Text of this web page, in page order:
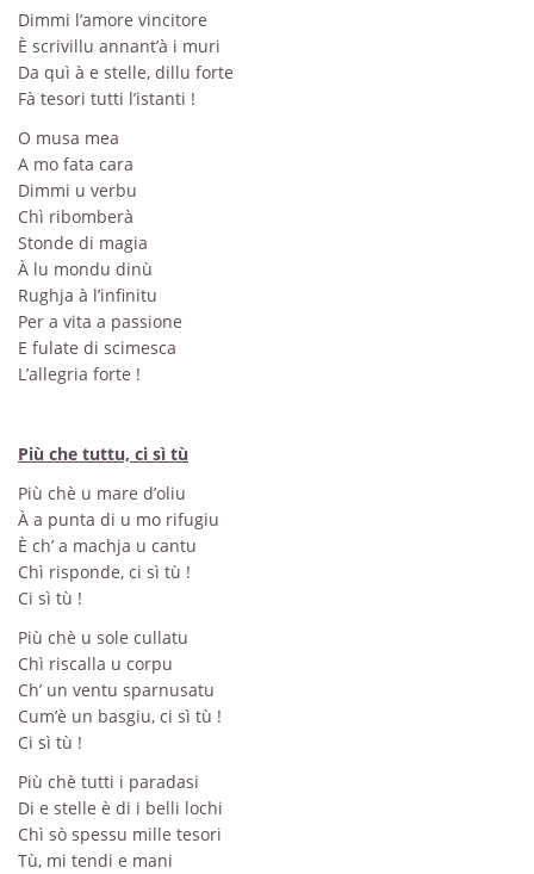
Dimmi l’amore vincitore
È scrivillu annant’à i muri
Da quì à e stelle, dillu forte
Fà tesori tutti l’istanti !
O musa mea
A mo fata cara
Dimmi u verbu
Chì ribomberà
Stonde di magia
À lu mondu dinù
Rughja à l’infinitu
Per a vita a passione
E fulate di scimesca
L’allegria forte !
Più che tuttu, ci sì tù
Più chè u mare d’oliu
À a punta di u mo rifugiu
È ch’ a machja u cantu
Chì risponde, ci sì tù !
Ci sì tù !
Più chè u sole cullatu
Chì riscalla u corpu
Ch’ un ventu sparnusatu
Cum’è un basgiu, ci sì tù !
Ci sì tù !
Più chè tutti i paradasi
Di e stelle è di i belli lochi
Chì sò spessu mille tesori
Tù, mi tendi e mani